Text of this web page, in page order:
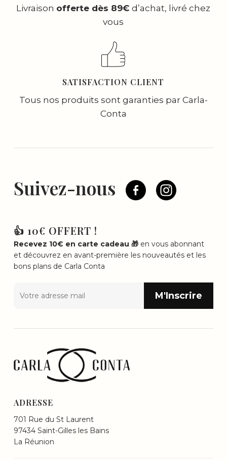
Livraison offerte dès 89€ d’achat, livré chez
vous
SATISFACTION CLIENT
Tous nos produits sont garanties par Carla-
Conta
Suivez-nous
👍 10€ OFFERT !
Recevez 10€ en carte cadeau 🎁en vous abonnant
et découvrez en avant-première les nouveautés et les
bons plans de Carla Conta
ADRESSE
701 Rue du St Laurent
97434 Saint-Gilles les Bains
La Réunion